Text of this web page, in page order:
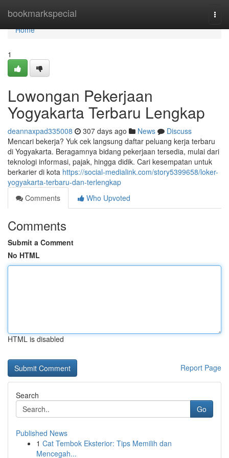
bookmarkspecial
Home
Home
1
Lowongan Pekerjaan
Yogyakarta Terbaru Lengkap
deannaxpad335008 307 days ago News
Discuss
Mencari bekerja? Yuk cek langsung daftar peluang kerja terbaru
di Yogyakarta. Beragamnya bidang pekerjaan tersedia, mulai dari
teknologi informasi, pajak, hingga didik. Cari kesempatan untuk
berkarier di kota https://social-medialink.com/story5399658/loker-
yogyakarta-terbaru-dan-terlengkap
Comments
Who Upvoted
Comments
Submit a Comment
No HTML
HTML is disabled
Report Page
Search
Go
Published News
1 Cat Tembok Eksterior: Tips Memilih dan
Mencegah...